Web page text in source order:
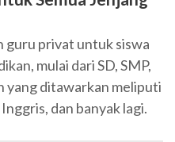
guru privat untuk siswa
mulai dari SD, SMP,
yang ditawarkan meliputi
dan banyak lagi.